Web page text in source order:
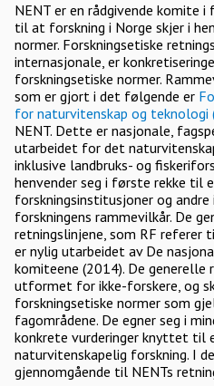
NENT er en rådgivende komite
til at forskning i Norge skjer i
normer. Forskningsetiske
internasjonale, er
forskningsetiske normer.
som er gjort i det følgende er
for naturvitenskap og teknologi
NENT. Dette er nasjonale,
utarbeidet for det
inklusive landbruks- og
henvender seg i første rekke
forskningsinstitusjoner og
forskningens rammevilkår. De
retningslinjene, som RF referer
er nylig utarbeidet av De
komiteene (2014). De
utformet for ikke-forskere, og
forskningsetiske normer som
fagområdene. De egner seg i
konkrete vurderinger knyttet til
naturvitenskapelig forskning. I
gjennomgående til NENTs